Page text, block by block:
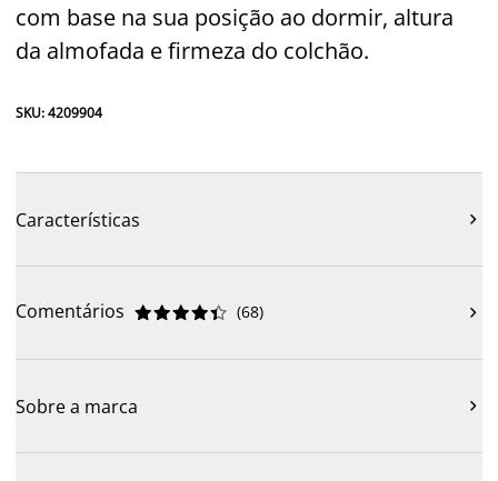
com base na sua posição ao dormir, altura
da almofada e firmeza do colchão.
SKU: 4209904
Características 
Comentários 




 (68) 
Sobre a marca 